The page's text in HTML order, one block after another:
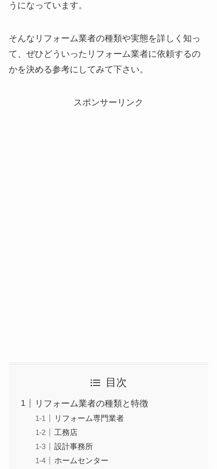
うになっています。
そんなリフォーム業者の種類や実態を詳しく知っ
て、ぜひどういったリフォーム業者に依頼するの
かを決める参考にしてみて下さい。
スポンサーリンク
目次
リフォーム業者の種類と特徴
リフォーム専門業者
工務店
設計事務所
ホームセンター